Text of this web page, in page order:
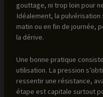
gouttage, ni trop loin pour
Idéalement, la
matin ou en fin de journée,
la dérive.
Une bonne pratique
utilisation. La pression
ressentir une résistance,
étape est capitale surtout